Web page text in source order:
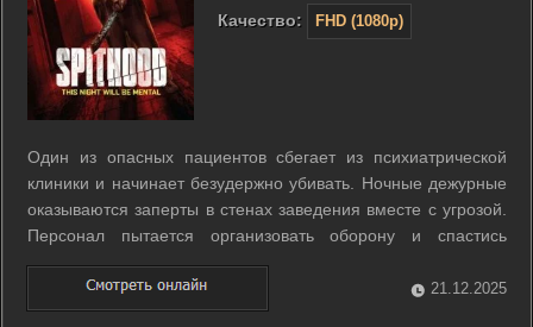
Качество:
FHD (1080p)
Один из опасных пациентов сбегает из психиатрической
клиники и начинает безудержно убивать. Ночные дежурные
оказываются заперты в стенах заведения вместе с угрозой.
Персонал пытается организовать оборону и спастись
любыми доступными средствами. Атмосфера накаляется,
когда каждому приходится принимать решающие решения
ради выживания. Конфликт ...
21.12.2025